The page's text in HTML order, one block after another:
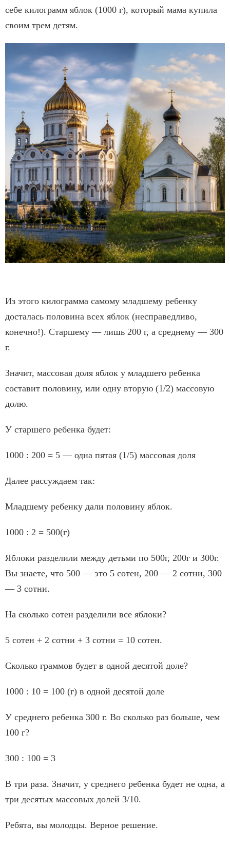
себе килограмм яблок (1000 г), который мама купила
своим трем детям.
Из этого килограмма самому младшему ребенку
досталась половина всех яблок (несправедливо,
конечно!). Старшему — лишь 200 г, а среднему — 300
г.
Значит, массовая доля яблок у младшего ребенка
составит половину, или одну вторую (1/2) массовую
долю.
У старшего ребенка будет:
1000 : 200 = 5 — одна пятая (1/5) массовая доля
Далее рассуждаем так:
Младшему ребенку дали половину яблок.
1000 : 2 = 500(г)
Яблоки разделили между детьми по 500г, 200г и 300г.
Вы знаете, что 500 — это 5 сотен, 200 — 2 сотни, 300
— 3 сотни.
На сколько сотен разделили все яблоки?
5 сотен + 2 сотни + 3 сотни = 10 сотен.
Сколько граммов будет в одной десятой доле?
1000 : 10 = 100 (г) в одной десятой доле
У среднего ребенка 300 г. Во сколько раз больше, чем
100 г?
300 : 100 = 3
В три раза. Значит, у среднего ребенка будет не одна, а
три десятых массовых долей 3/10.
Ребята, вы молодцы. Верное решение.